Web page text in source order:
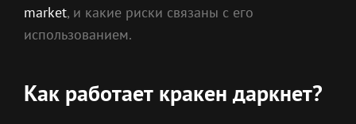
market, и какие риски связаны с его
использованием.
Как работает кракен даркнет?